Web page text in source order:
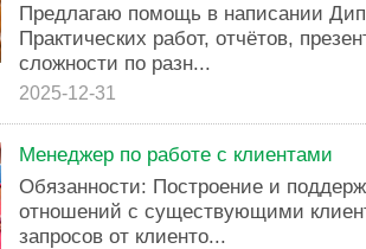
Предлагаю помощь в написании
Практических работ, отчётов,
сложности по разн...
2025-12-31
Менеджер по работе с клиентами
Обязанности: Построение и
отношений с существующими
запросов от клиенто...